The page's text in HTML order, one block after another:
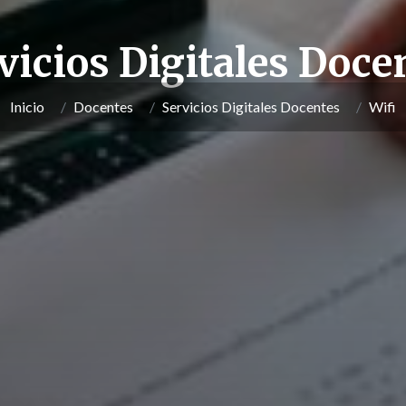
Digitales
Inicio Docentes Servicios Digitales Docentes Wifi